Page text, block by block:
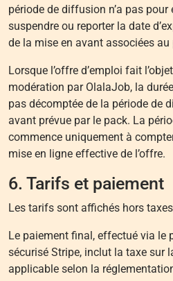
période de diffusion n’a pas pour
suspendre ou reporter la date
de la mise en avant associées au
Lorsque l’offre d’emploi fait
modération par OlalaJob, la
pas décomptée de la période de
avant prévue par le pack. La
commence uniquement à
mise en ligne effective de l’offre.
6. Tarifs et paiement
Les tarifs sont affichés hors
Le paiement final, effectué via le
sécurisé Stripe, inclut la taxe sur
applicable selon la